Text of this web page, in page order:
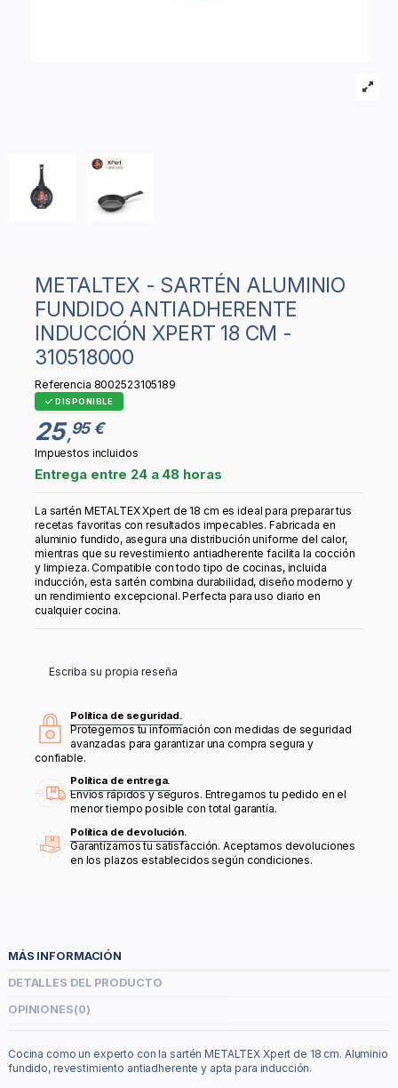
METALTEX - SARTÉN ALUMINIO
FUNDIDO ANTIADHERENTE
INDUCCIÓN XPERT 18 CM -
310518000
Referencia 8002523105189
DISPONIBLE
25 ,95 €
Impuestos incluidos
Entrega entre 24 a 48 horas
La sartén METALTEX Xpert de 18 cm es ideal para preparar tus
recetas favoritas con resultados impecables. Fabricada en
aluminio fundido, asegura una distribución uniforme del calor,
mientras que su revestimiento antiadherente facilita la cocción
y limpieza. Compatible con todo tipo de cocinas, incluida
inducción, esta sartén combina durabilidad, diseño moderno y
un rendimiento excepcional. Perfecta para uso diario en
cualquier cocina.
Escriba su propia reseña
Política de seguridad.
Protegemos tu información con medidas de seguridad
avanzadas para garantizar una compra segura y
confiable.
Política de entrega.
Envíos rápidos y seguros. Entregamos tu pedido en el
menor tiempo posible con total garantía.
Política de devolución.
Garantizamos tu satisfacción. Aceptamos devoluciones
en los plazos establecidos según condiciones.
MÁS INFORMACIÓN
DETALLES DEL PRODUCTO
OPINIONES(0)
Cocina como un experto con la sartén METALTEX Xpert de 18 cm. Aluminio
fundido, revestimiento antiadherente y apta para inducción.